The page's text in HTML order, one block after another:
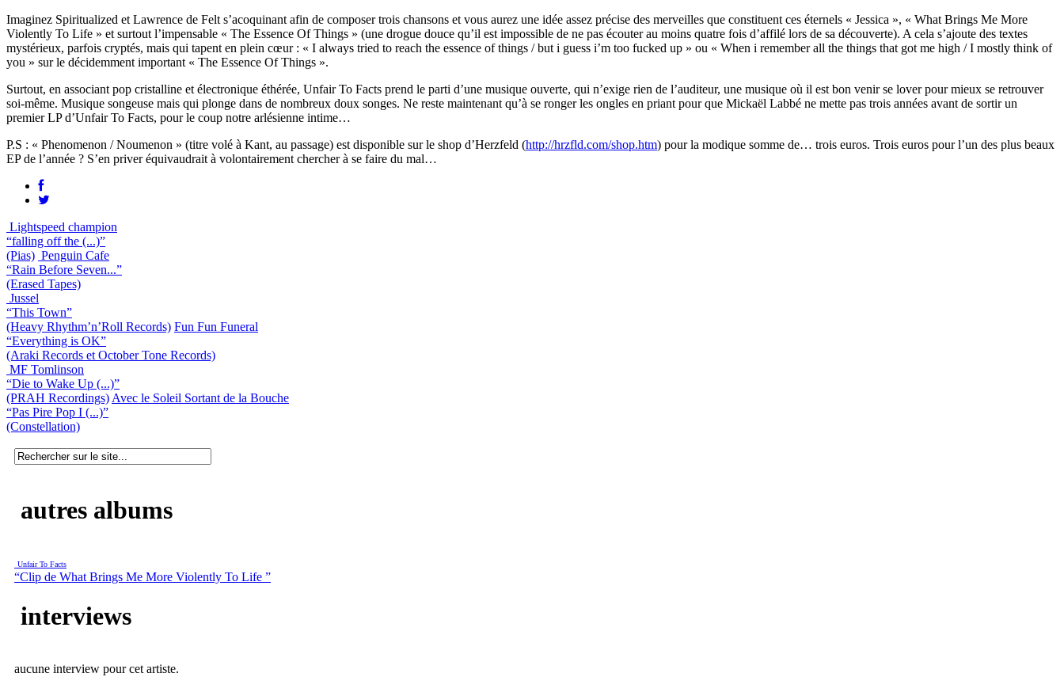
Imaginez Spiritualized et Lawrence de Felt s’acoquinant afin de composer trois chansons et vous aurez une idée assez précise des merveilles que constituent ces éternels « Jessica », « What Brings Me More
Violently To Life » et surtout l’impensable « The Essence Of Things » (une drogue douce qu’il est impossible de ne pas écouter au moins quatre fois d’affilé lors de sa découverte). A cela s’ajoute des textes
mystérieux, parfois cryptés, mais qui tapent en plein cœur : « I always tried to reach the essence of things / but i guess i’m too fucked up » ou « When i remember all the things that got me high / I mostly think of
you » sur le décidemment important « The Essence Of Things ».
Surtout, en associant pop cristalline et électronique éthérée, Unfair To Facts prend le parti d’une musique ouverte, qui n’exige rien de l’auditeur, une musique où il est bon venir se lover pour mieux se retrouver
soi-même. Musique songeuse mais qui plonge dans de nombreux doux songes. Ne reste maintenant qu’à se ronger les ongles en priant pour que Mickaël Labbé ne mette pas trois années avant de sortir un
premier LP d’Unfair To Facts, pour le coup notre arlésienne intime…
P.S : « Phenomenon / Noumenon » (titre volé à Kant, au passage) est disponible sur le shop d’Herzfeld (http://hrzfld.com/shop.htm) pour la modique somme de… trois euros. Trois euros pour l’un des plus beaux
EP de l’année ? S’en priver équivaudrait à volontairement chercher à se faire du mal…
Lightspeed champion
“falling off the (...)”
(Pias) Penguin Cafe
“Rain Before Seven...”
(Erased Tapes)
Jussel
“This Town”
(Heavy Rhythm’n’Roll Records) Fun Fun Funeral
“Everything is OK”
(Araki Records et October Tone Records)
MF Tomlinson
“Die to Wake Up (...)”
(PRAH Recordings) Avec le Soleil Sortant de la Bouche
“Pas Pire Pop I (...)”
(Constellation)
autres albums
Unfair To Facts
“Clip de What Brings Me More Violently To Life ”
interviews
aucune interview pour cet artiste.